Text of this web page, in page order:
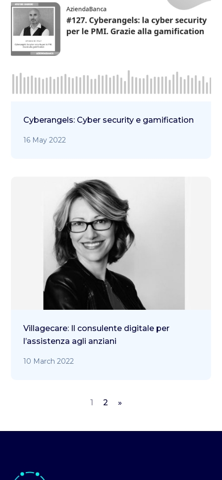
Cyberangels: Cyber security e gamification
16 May 2022
Villagecare: Il consulente digitale per
l’assistenza agli anziani
10 March 2022
1 2 »